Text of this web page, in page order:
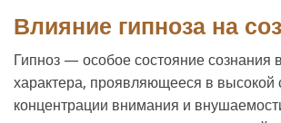
Влияние гипноза на
Гипноз — особое состояние сознания
характера, проявляющееся в высокой
концентрации внимания и